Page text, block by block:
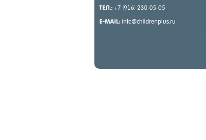
ТЕЛ.: +7 (916) 230-05-05
E-MAIL: info@childrenplus.ru